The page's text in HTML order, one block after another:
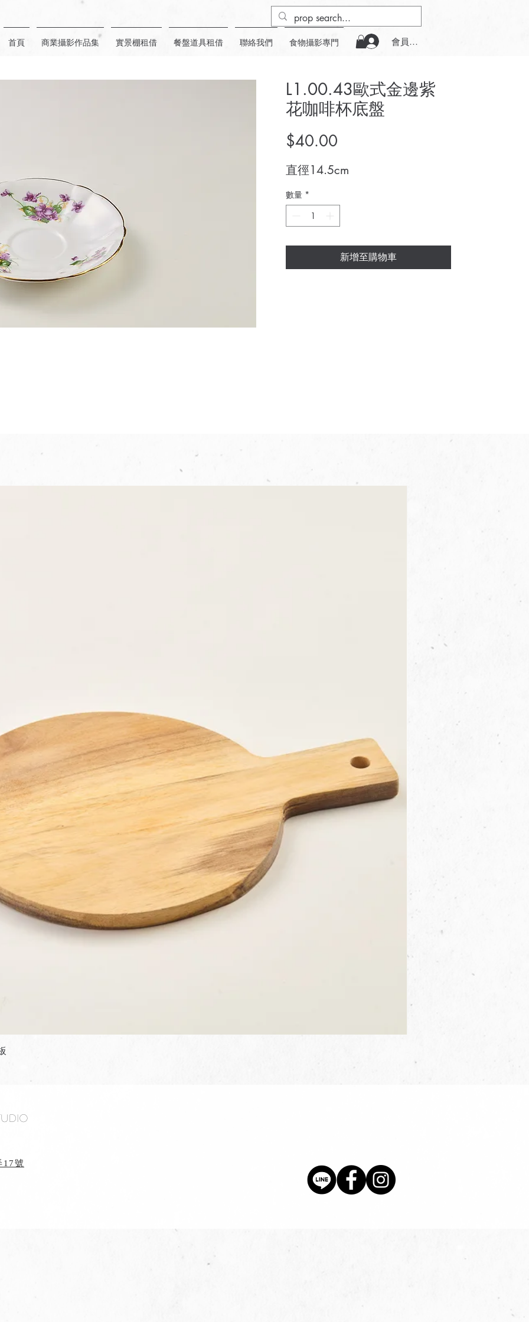
首頁 商業攝影作品集 實景棚租借 餐盤道具租借 聯絡我們 食物攝影專門 會員登入
L1.00.43歐式金邊紫
花咖啡杯底盤
$40.00
直徑14.5cm
數量 *
新增至購物車
價格
$80.00
17號